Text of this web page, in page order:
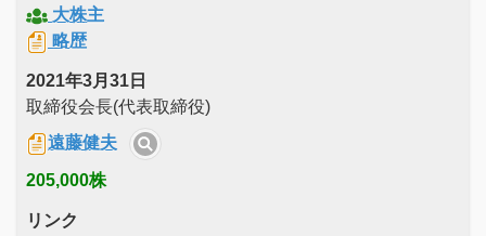
大株主
略歴
2021年3月31日
取締役会長(代表取締役)
遠藤健夫
205,000株
リンク